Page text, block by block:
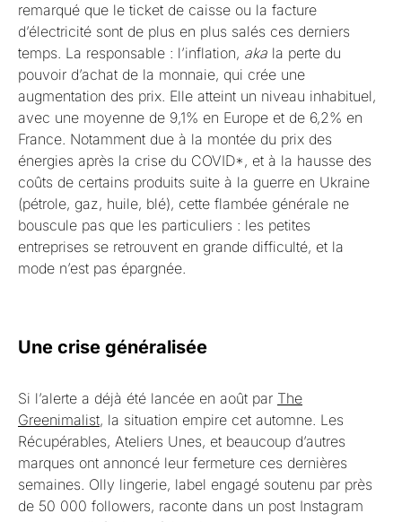
remarqué que le ticket de caisse ou la facture
d’électricité sont de plus en plus salés ces derniers
temps. La responsable : l’inflation, aka la perte du
pouvoir d’achat de la monnaie, qui crée une
augmentation des prix. Elle atteint un niveau inhabituel,
avec une moyenne de 9,1% en Europe et de 6,2% en
France. Notamment due à la montée du prix des
énergies après la crise du COVID*, et à la hausse des
coûts de certains produits suite à la guerre en Ukraine
(pétrole, gaz, huile, blé), cette flambée générale ne
bouscule pas que les particuliers : les petites
entreprises se retrouvent en grande difficulté, et la
mode n’est pas épargnée.
Une crise généralisée
Si l’alerte a déjà été lancée en août par The
Greenimalist, la situation empire cet automne. Les
Récupérables, Ateliers Unes, et beaucoup d’autres
marques ont annoncé leur fermeture ces dernières
semaines. Olly lingerie, label engagé soutenu par près
de 50 000 followers, raconte dans un post Instagram